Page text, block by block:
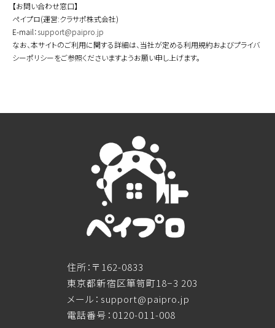
【お問い合わせ窓口】
ペイプロ(運営:クラサポ株式会社)
E-mail：support@paipro.jp
なお、本サイトのご利用に関する詳細は、当社が定める利用規約およびプライバ
シーポリシーをご参照くださいますようお願い申し上げます。
住所：〒162-0833
東京都新宿区箪笥町18−3 203
メール：support@paipro.jp
電話番号：0120-011-008